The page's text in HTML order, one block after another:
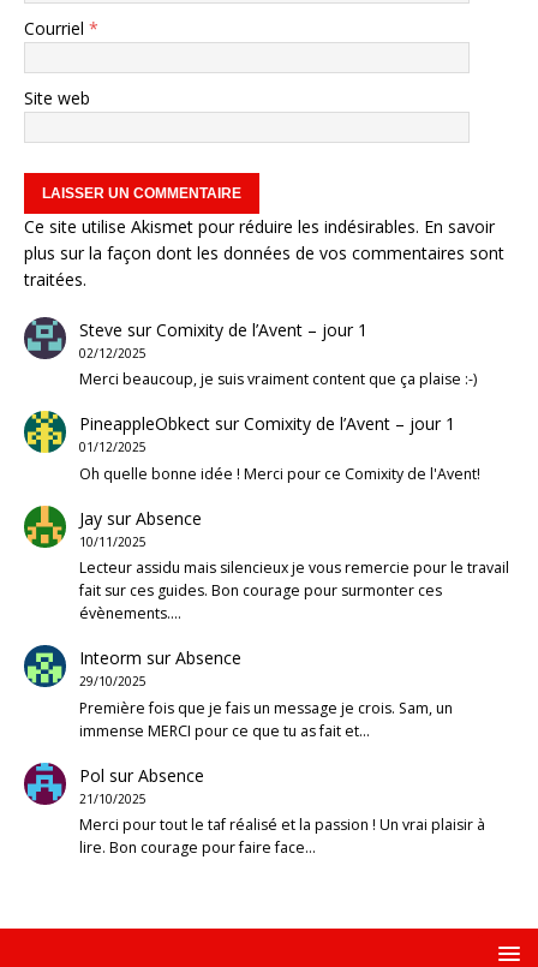
Courriel *
Site web
Ce site utilise Akismet pour réduire les indésirables. En savoir
plus sur la façon dont les données de vos commentaires sont
traitées.
Steve surComixity de l’Avent – jour 1
02/12/2025
Merci beaucoup, je suis vraiment content que ça plaise :-)
PineappleObkectsurComixity de l’Avent – jour 1
01/12/2025
Oh quelle bonne idée ! Merci pour ce Comixity de l'Avent!
JaysurAbsence
10/11/2025
Lecteur assidu mais silencieux je vous remercie pour le travail
fait sur ces guides. Bon courage pour surmonter ces
évènements.…
Inteorm surAbsence
29/10/2025
Première fois que je fais un message je crois. Sam, un
immense MERCI pour ce que tu as fait et…
Pol surAbsence
21/10/2025
Merci pour tout le taf réalisé et la passion ! Un vrai plaisir à
lire. Bon courage pour faire face…